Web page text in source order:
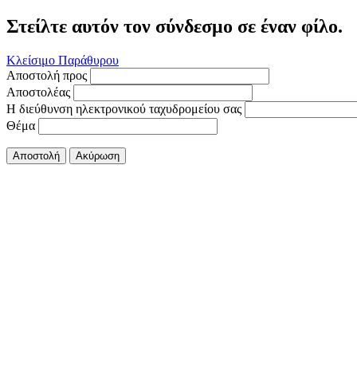
Στείλτε αυτόν τον σύνδεσμο σε έναν φίλο.
Κλείσιμο Παράθυρου
Αποστολή προς
Αποστολέας
Η διεύθυνση ηλεκτρονικού ταχυδρομείου σας
Θέμα
Αποστολή Ακύρωση